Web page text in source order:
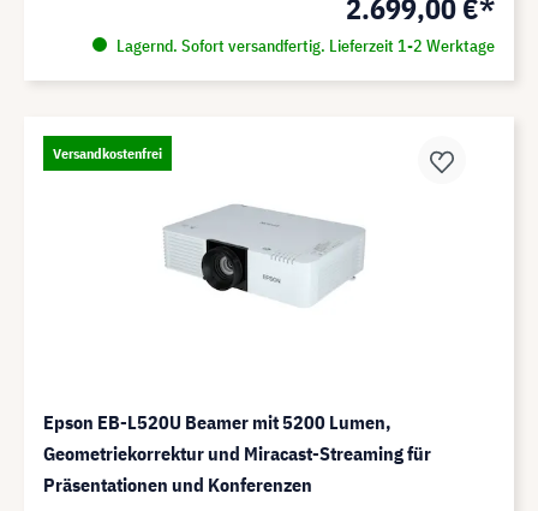
2.699,00 €*
Lagernd. Sofort versandfertig. Lieferzeit 1-2 Werktage
Versandkostenfrei
Epson EB-L520U Beamer mit 5200 Lumen,
Geometriekorrektur und Miracast-Streaming für
Präsentationen und Konferenzen